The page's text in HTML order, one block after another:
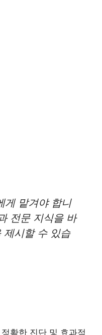
게 맡겨야 합니
전문 지식을 바
제시할 수 있습
확한 진단 및 효과적